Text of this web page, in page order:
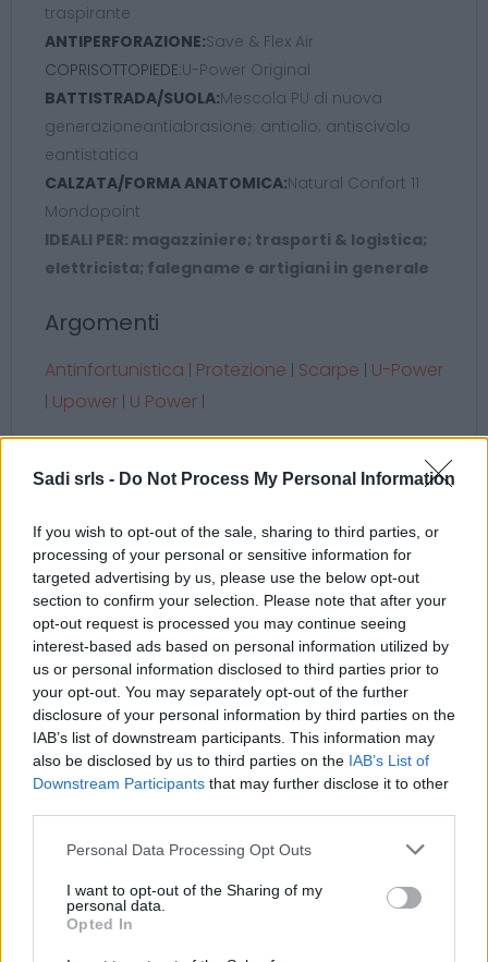
Sadi srls - Do Not Process My Personal Information
If you wish to opt-out of the sale, sharing to third parties, or
processing of your personal or sensitive information for
targeted advertising by us, please use the below opt-out
section to confirm your selection. Please note that after your
opt-out request is processed you may continue seeing
interest-based ads based on personal information utilized by
us or personal information disclosed to third parties prior to
your opt-out. You may separately opt-out of the further
disclosure of your personal information by third parties on the
IAB’s list of downstream participants. This information may
also be disclosed by us to third parties on the IAB’s List of
Downstream Participants that may further disclose it to other
Please note that this website/app uses one or more Google
not limited to your visit or usage behaviour. You may click to
grant or deny consent to Google and its third-party tags to
use your data for below specified purposes in below Google
Personal Data Processing Opt Outs
I want to opt-out of the Sharing of my
personal data.
Opted In
traspirante
ANTIPERFORAZIONE:Save & Flex Air
COPRISOTTOPIEDE:U-Power Original
BATTISTRADA/SUOLA:Mescola PU di nuova
generazioneantiabrasione; antiolio; antiscivolo
eantistatica
CALZATA/FORMA ANATOMICA:Natural Confort 11
Mondopoint
IDEALI PER: magazziniere; trasporti & logistica;
elettricista; falegname e artigiani in generale
Argomenti
Antinfortunistica | Protezione | Scarpe | U-Power
| Upower | U Power |
Gilet da lavoro Rossini Softshell Preston Blu/Nero
29,90 €
Gilet da lavoro Rossini Softshell Preston Blu/Nero
( 0 recensioni )